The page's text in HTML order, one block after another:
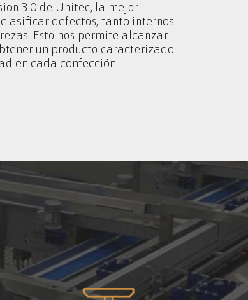
3.0 de Unitec, la mejor
defectos, tanto internos
Esto nos permite alcanzar
un producto caracterizado
en cada confección.